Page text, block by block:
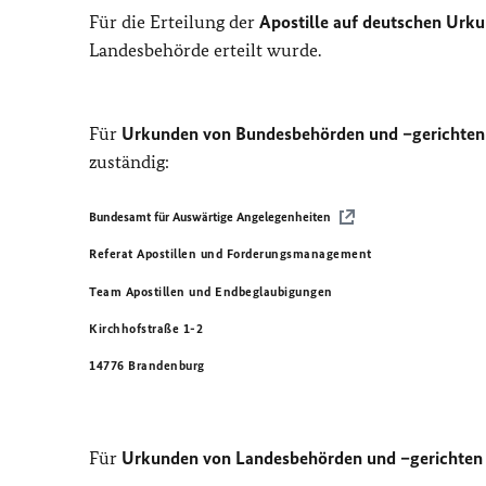
Für die Erteilung der Apostille auf deutschen
Landesbehörde erteilt wurde.
Für Urkunden von Bundesbehörden und –gerichten
zuständig:
Bundesamt für Auswärtige Angelegenheiten
Referat Apostillen und Forderungsmanagement
Team Apostillen und Endbeglaubigungen
Kirchhofstraße 1-2
14776 Brandenburg
Für Urkunden von Landesbehörden und –gerichten